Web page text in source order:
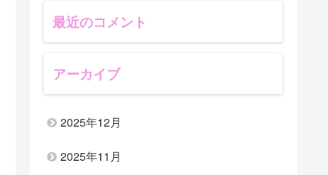
最近のコメント
アーカイブ
2025年12月
2025年11月